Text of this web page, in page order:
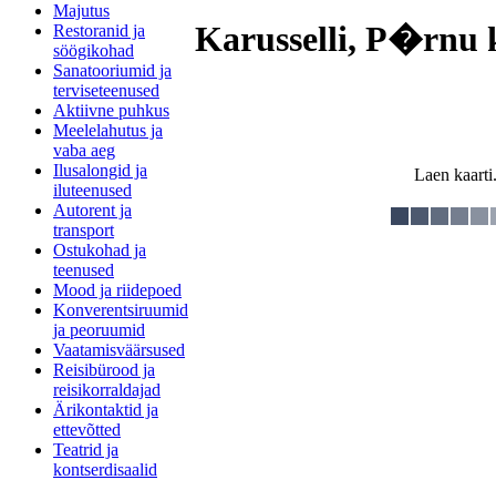
Majutus
Restoranid ja
söögikohad
Sanatooriumid ja
terviseteenused
Aktiivne puhkus
Meelelahutus ja
vaba aeg
Ilusalongid ja
iluteenused
Autorent ja
transport
Ostukohad ja
teenused
Mood ja riidepoed
Konverentsiruumid
ja peoruumid
Vaatamisväärsused
Reisibürood ja
reisikorraldajad
Ärikontaktid ja
ettevõtted
Teatrid ja
kontserdisaalid
Karusselli, P�rnu
Laen